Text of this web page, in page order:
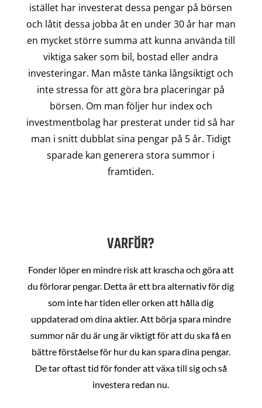
istället har investerat dessa pengar på börsen
och låtit dessa jobba åt en under 30 år har man
en mycket större summa att kunna använda till
viktiga saker som bil, bostad eller andra
investeringar. Man måste tänka långsiktigt och
inte stressa för att göra bra placeringar på
börsen. Om man följer hur index och
investmentbolag har presterat under tid så har
man i snitt dubblat sina pengar på 5 år. Tidigt
sparade kan generera stora summor i
framtiden.
VARFÖR?
Fonder löper en mindre risk att krascha och göra att
du förlorar pengar. Detta är ett bra alternativ för dig
som inte har tiden eller orken att hålla dig
uppdaterad om dina aktier. Att börja spara mindre
summor när du är ung är viktigt för att du ska få en
bättre förståelse för hur du kan spara dina pengar.
De tar oftast tid för fonder att växa till sig och så
investera redan nu.